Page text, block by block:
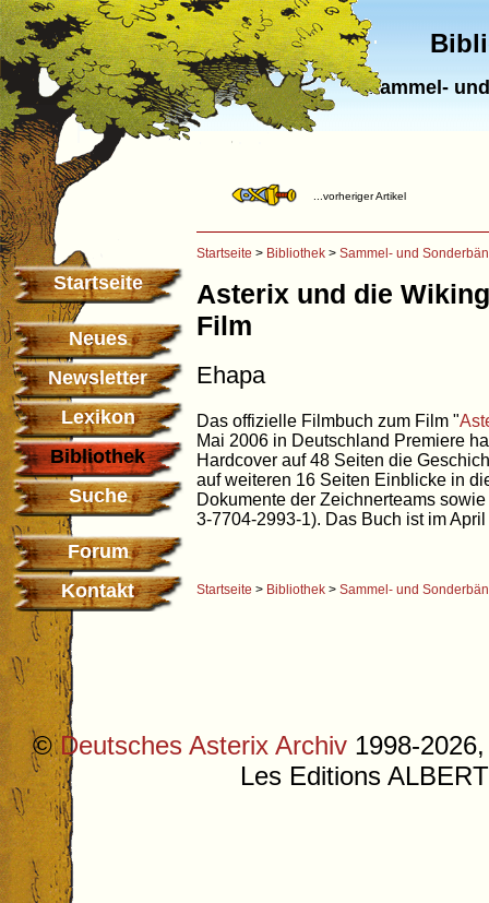
Sammel-
Startseite
Neues
Newsletter
Lexikon
Bibliothek
Suche
Forum
Kontakt
...vorheriger Artikel
Startseite > Bibliothek > Sammel- und
Asterix und die
Film
Ehapa
Das offizielle Filmbuch zum Film "
Mai 2006 in Deutschland Premiere
Hardcover auf 48 Seiten die
auf weiteren 16 Seiten Einblicke in
Dokumente der Zeichnerteams
3-7704-2993-1). Das Buch ist im
Startseite > Bibliothek > Sammel- und
©Deutsches Asterix Archiv 1998-
Les Editions